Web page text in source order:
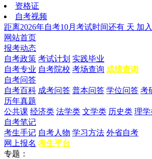
资格证
自考视频
距离2026年自考10月考试时间还有 天 加
网站首页
报考动态
自考政策 考试计划 实践毕业
自考专业 自考院校 考场查询 成绩查询
自考问答
自考百科 成考问答 普本问答 学位问答 考
历年真题
公共课 经济类 法学类 文学类 历史类 理学
自考笔记
考生手记 自考人物 学习方法 外省自考
网上报名 考生平台
专题：